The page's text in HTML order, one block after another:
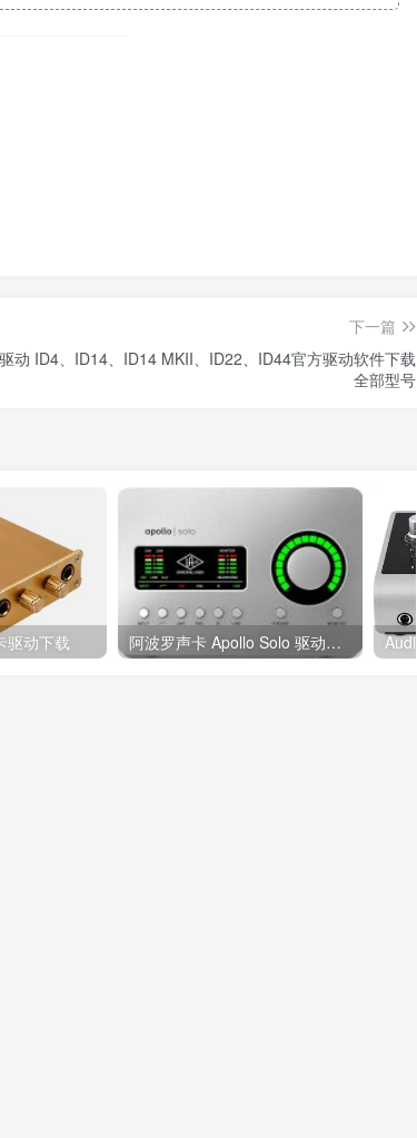
下一篇
动 ID4、ID14、ID14 MKII、ID22、ID44官方驱动软件下载
全部型号
驱动下载 阿波罗声卡 Apollo Solo 驱动下载